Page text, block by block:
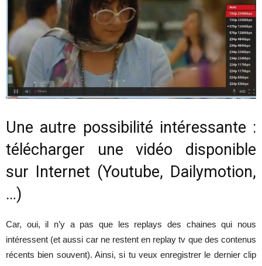
Une autre possibilité intéressante :
télécharger une vidéo disponible
sur Internet (Youtube, Dailymotion,
…)
Car, oui, il n’y a pas que les replays des chaines qui nous
intéressent (et aussi car ne restent en replay tv que des contenus
récents bien souvent). Ainsi, si tu veux enregistrer le dernier clip